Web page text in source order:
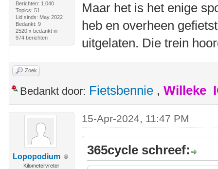
Berichten: 1.040
Topics: 51
Lid sinds: May 2022
Bedankt: 9
2520 x bedankt in
974 berichten
Maar het is het enige
heb en overheen
uitgelaten. Die trein
Zoek
Bedankt door: Fietsbennie ,
Lopopodium
Kilometervreter
15-Apr-2024, 11:47 PM
365cycle schreef: